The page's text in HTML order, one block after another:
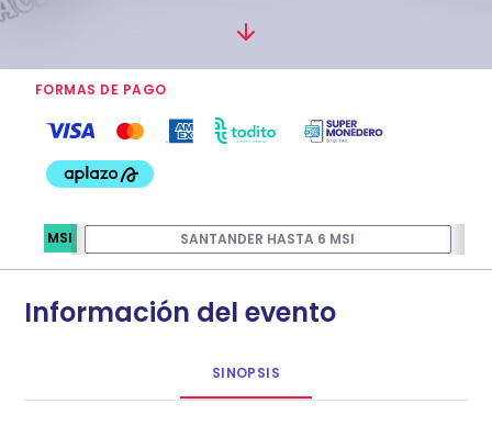
FORMAS DE PAGO
MSI SANTANDER HASTA 6 MSI
Información del evento
SINOPSIS